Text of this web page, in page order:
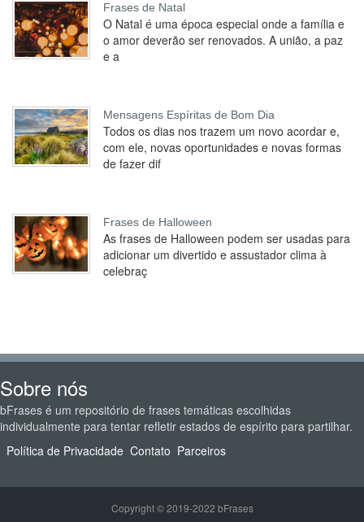
Frases de Natal
O Natal é uma época especial onde a família e
o amor deverão ser renovados. A união, a paz
e a
Mensagens Espíritas de Bom Dia
Todos os dias nos trazem um novo acordar e,
com ele, novas oportunidades e novas formas
de fazer dif
Frases de Halloween
As frases de Halloween podem ser usadas para
adicionar um divertido e assustador clima à
celebraç
Sobre nós
bFrases é um repositório de frases temáticas escolhidas
individualmente para tentar refletir estados de espírito para partilhar.
Política de Privacidade Contato Parceiros
Copyright © 2019-2022 bFrases